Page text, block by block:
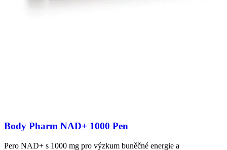
Body Pharm NAD+ 1000 Pen
Pero NAD+ s 1000 mg pro výzkum buněčné energie a